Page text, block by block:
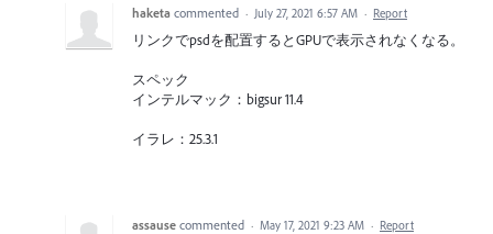
haketa commented · July 27, 2021 6:57 AM · Report
リンクでpsdを配置するとGPUで表示されなくなる。
スペック
インテルマック：bigsur 11.4
イラレ：25.3.1
assause commented · May 17, 2021 9:23 AM · Report